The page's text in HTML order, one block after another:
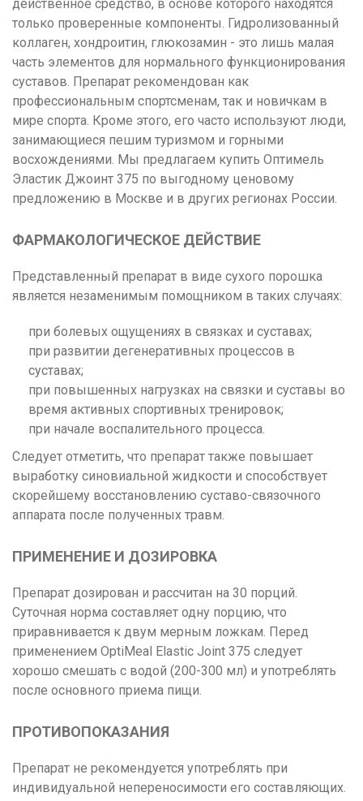
действенное средство, в основе которого находятся
только проверенные компоненты. Гидролизованный
коллаген, хондроитин, глюкозамин - это лишь малая
часть элементов для нормального функционирования
суставов. Препарат рекомендован как
профессиональным спортсменам, так и новичкам в
мире спорта. Кроме этого, его часто используют люди,
занимающиеся пешим туризмом и горными
восхождениями. Мы предлагаем купить Оптимель
Эластик Джоинт 375 по выгодному ценовому
предложению в Москве и в других регионах России.
ФАРМАКОЛОГИЧЕСКОЕ ДЕЙСТВИЕ
Представленный препарат в виде сухого порошка
является незаменимым помощником в таких случаях:
при болевых ощущениях в связках и суставах;
при развитии дегенеративных процессов в
суставах;
при повышенных нагрузках на связки и суставы во
время активных спортивных тренировок;
при начале воспалительного процесса.
Следует отметить, что препарат также повышает
выработку синовиальной жидкости и способствует
скорейшему восстановлению суставо-связочного
аппарата после полученных травм.
ПРИМЕНЕНИЕ И ДОЗИРОВКА
Препарат дозирован и рассчитан на 30 порций.
Суточная норма составляет одну порцию, что
приравнивается к двум мерным ложкам. Перед
применением OptiMeal Elastic Joint 375 следует
хорошо смешать с водой (200-300 мл) и употреблять
после основного приема пищи.
ПРОТИВОПОКАЗАНИЯ
Препарат не рекомендуется употреблять при
индивидуальной непереносимости его составляющих.